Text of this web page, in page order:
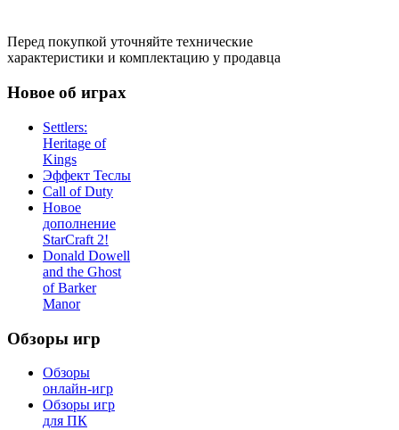
Перед покупкой уточняйте технические
характеристики и комплектацию у продавца
Новое об играх
Settlers:
Heritage of
Kings
Эффект Теслы
Call of Duty
Новое
дополнение
StarCraft 2!
Donald Dowell
and the Ghost
of Barker
Manor
Обзоры игр
Обзоры
онлайн-игр
Обзоры игр
для ПК